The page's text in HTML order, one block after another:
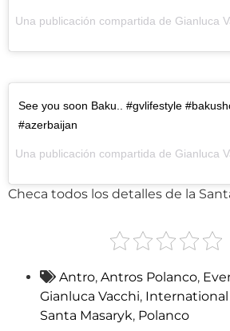
See you soon Baku.. #gvlifestyle
#azerbaijan
Checa todos los detalles de la
Antro, Antros Polanco,
Gianluca Vacchi, International
Santa Masaryk, Polanco